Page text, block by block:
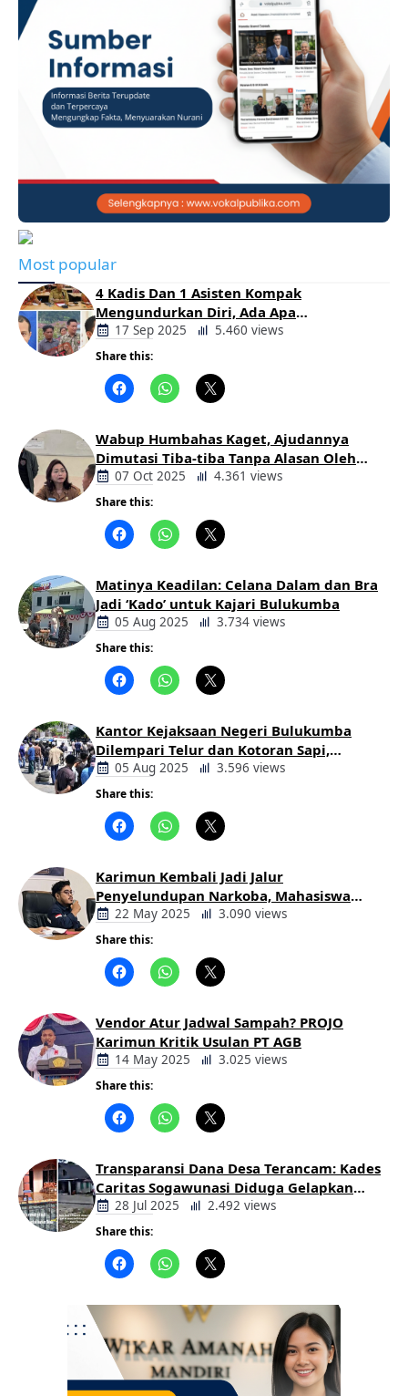
Most popular
4 Kadis Dan 1 Asisten Kompak
Mengundurkan Diri, Ada Apa
Pemerintahan Oloan
17 Sep 2025 5.460 views
Share this:
Wabup Humbahas Kaget, Ajudannya
Dimutasi Tiba-tiba Tanpa Alasan Oleh
Bupati
07 Oct 2025 4.361 views
Share this:
Matinya Keadilan: Celana Dalam dan Bra
Jadi ‘Kado’ untuk Kajari Bulukumba
05 Aug 2025 3.734 views
Share this:
Kantor Kejaksaan Negeri Bulukumba
Dilempari Telur dan Kotoran Sapi,
Keluarga Korban Lakalantas Tuntut
Keadilan
05 Aug 2025 3.596 views
Share this:
Karimun Kembali Jadi Jalur
Penyelundupan Narkoba, Mahasiswa
Desak Pemkab dan Aparat Bertindak
Tegas
22 May 2025 3.090 views
Share this:
Vendor Atur Jadwal Sampah? PROJO
Karimun Kritik Usulan PT AGB
14 May 2025 3.025 views
Share this:
Transparansi Dana Desa Terancam: Kades
Caritas Sogawunasi Diduga Gelapkan
Bantuan untuk Warga
28 Jul 2025 2.492 views
Share this: